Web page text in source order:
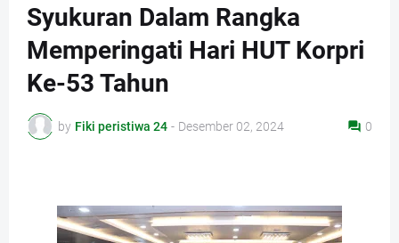
Syukuran Dalam Rangka
Memperingati Hari HUT Korpri
Ke-53 Tahun
by Fiki peristiwa 24 - Desember 02, 2024 0